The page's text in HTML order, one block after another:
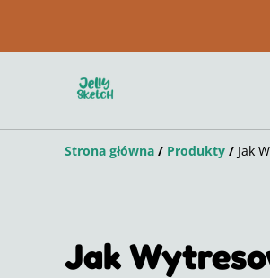
Strona główna / Produkty / Jak
Jak